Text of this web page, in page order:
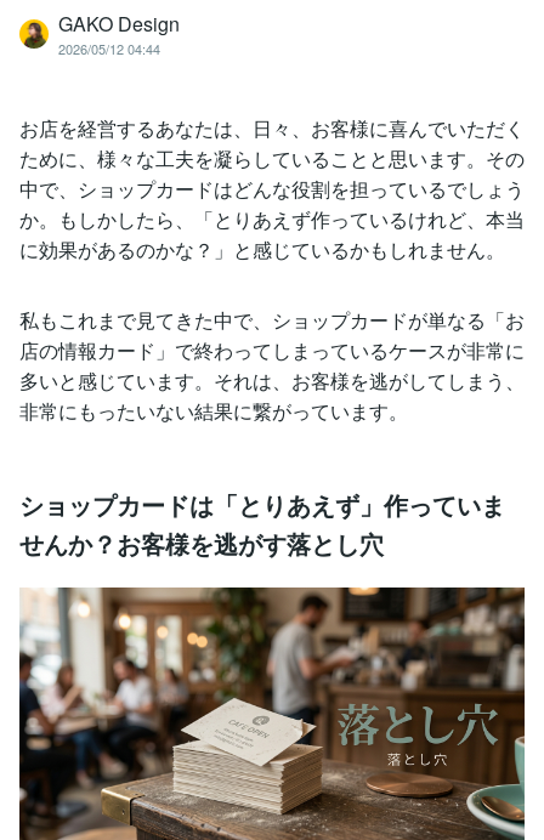
GAKO Design
2026/05/12 04:44
お店を経営するあなたは、日々、お客様に喜んでいただく
ために、様々な工夫を凝らしていることと思います。その
中で、ショップカードはどんな役割を担っているでしょう
か。もしかしたら、「とりあえず作っているけれど、本当
に効果があるのかな？」と感じているかもしれません。
私もこれまで見てきた中で、ショップカードが単なる「お
店の情報カード」で終わってしまっているケースが非常に
多いと感じています。それは、お客様を逃がしてしまう、
非常にもったいない結果に繋がっています。
ショップカードは「とりあえず」作っていま
せんか？お客様を逃がす落とし穴